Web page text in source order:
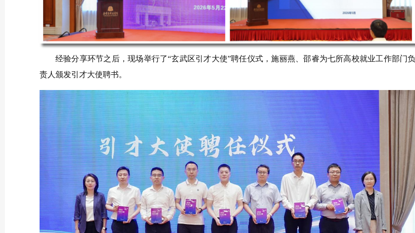
经验分享环节之后，现场举行了“玄武区引才大使”聘任仪式，施丽燕、邵睿为七所高校就业工作部门负
责人颁发引才大使聘书。